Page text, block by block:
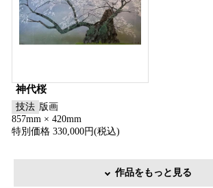
神代桜
技法 版画
857mm × 420mm
特別価格 330,000円(税込)
作品をもっと見る